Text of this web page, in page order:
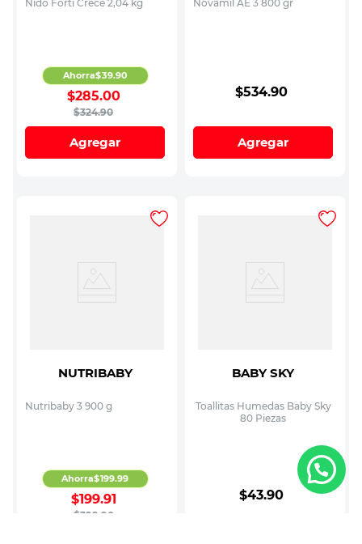
Nido Forti Crece 2,04 kg
$324.90
$285.00
Ahorra$39.90
Agregar
Novamil AE 3 800 gr
$534.90
Agregar
NUTRIBABY
Nutribaby 3 900 g
$399 90
$199.91
Ahorra$199.99
BABY SKY
Toallitas Humedas Baby Sky
80 Piezas
$43.90